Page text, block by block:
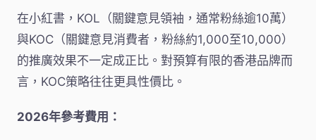
在小紅書，KOL（關鍵意見領袖，通常粉絲逾10萬）
與KOC（關鍵意見消費者，粉絲約1,000至10,000）
的推廣效果不一定成正比。對預算有限的香港品牌而
言，KOC策略往往更具性價比。
2026年參考費用：